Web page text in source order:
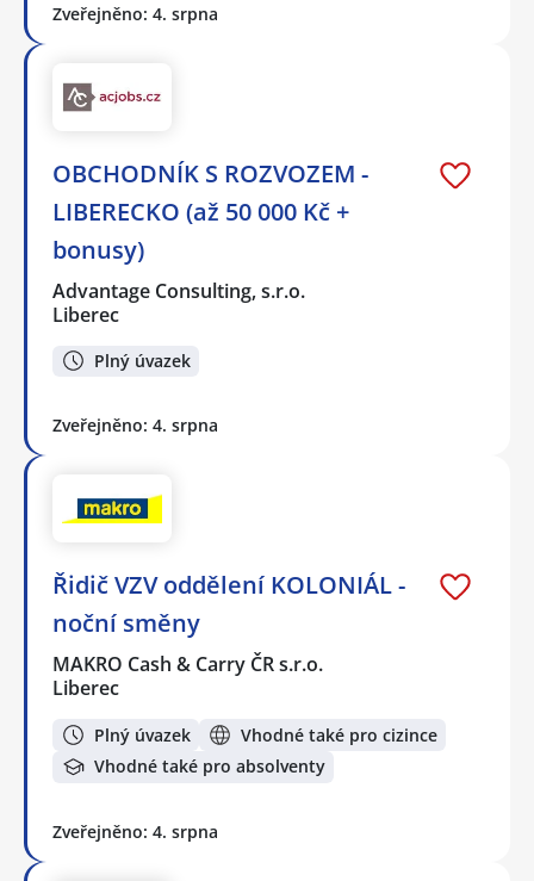
Zveřejněno: 4. srpna
OBCHODNÍK S ROZVOZEM -
LIBERECKO (až 50 000 Kč +
bonusy)
Advantage Consulting, s.r.o.
Liberec
Plný úvazek
Zveřejněno: 4. srpna
Řidič VZV oddělení KOLONIÁL -
noční směny
MAKRO Cash & Carry ČR s.r.o.
Liberec
Plný úvazek
Vhodné také pro cizince
Vhodné také pro absolventy
Zveřejněno: 4. srpna